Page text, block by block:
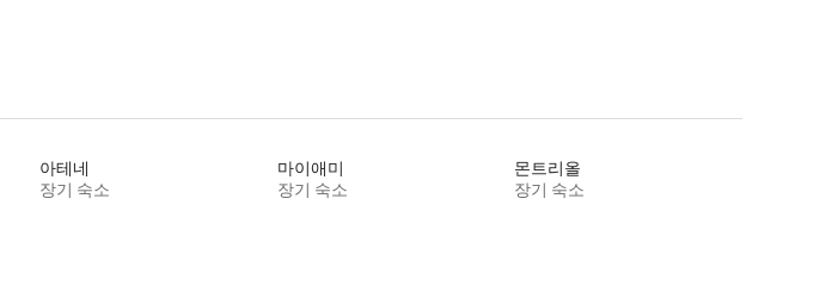
아테네
장기 숙소
마이애미
장기 숙소
몬트리올
장기 숙소